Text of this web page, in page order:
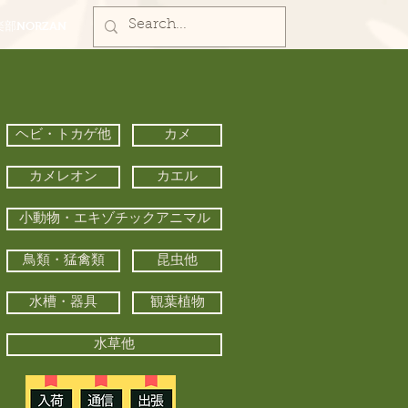
ヘビ・トカゲ他 カメ
カメレオン カエル
小動物・エキゾチックアニマル
鳥類・猛禽類 昆虫他
水槽・器具 観葉植物
水草他